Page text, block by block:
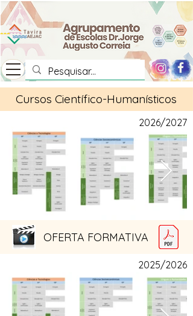
Cursos Científico-Humanísticos
2026/2027
OFERTA FORMATIVA
2025/2026